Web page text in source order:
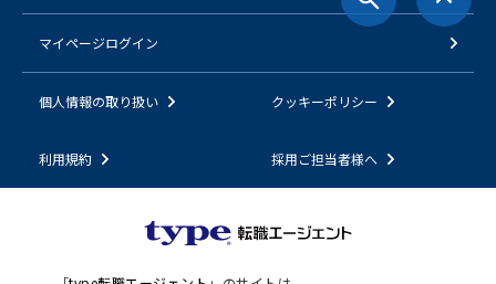
マイページログイン
個人情報の取り扱い クッキーポリシー
利用規約 採用ご担当者様へ